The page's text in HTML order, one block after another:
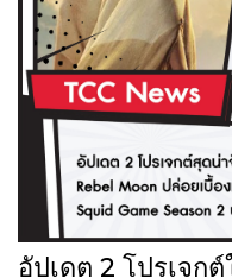
อัปเดต 2 โปรเจก